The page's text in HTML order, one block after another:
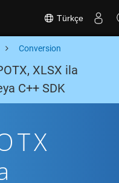
Türkçe
Conversion
XLSX ila
C++ SDK